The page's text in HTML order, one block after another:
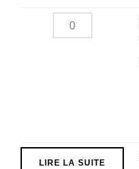
LIRE LA SUITE